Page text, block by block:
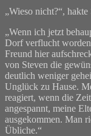
„Wieso nicht?“,
„Wenn ich jetzt
Dorf verflucht
Freund hier
von Steven die
deutlich weniger
Unglück zu Hause.
reagiert, wenn die
angespannt, meine
ausgekommen. Man
Übliche.“